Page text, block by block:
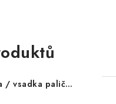
Bavlněná krajka / vsadka paličkovaná šíře 60 mm